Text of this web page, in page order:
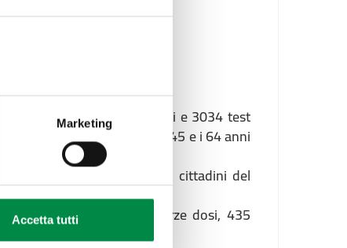
Marketing
Accetta tutti
su 2802 test molecolari e 3034 test
i 25 e i 44 anni, 450 tra i 45 e i 64 anni
pandemia. Sono 12 i cittadini del
ultimi 3 giorni : 2270 terze dosi, 435